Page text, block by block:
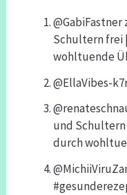
@GabiFastner
Schultern frei
wohltuende
@EllaVibes-
und Schultern
durch